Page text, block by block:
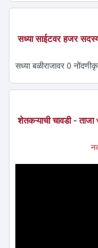
सध्या साईटवर हजर
सध्या बळीराजावर 0
शेतकऱ्याची चावडी -